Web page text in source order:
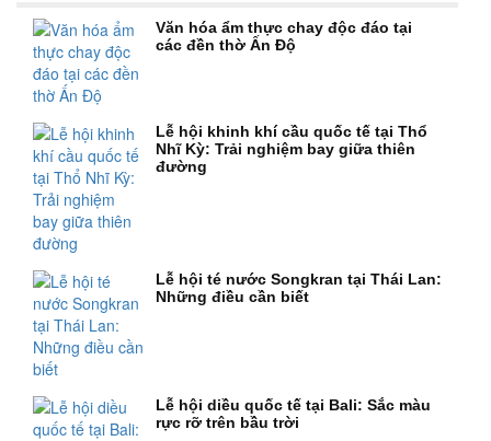
Văn hóa ẩm thực chay độc đáo tại
các đền thờ Ấn Độ
Lễ hội khinh khí cầu quốc tế tại Thổ
Nhĩ Kỳ: Trải nghiệm bay giữa thiên
đường
Lễ hội té nước Songkran tại Thái Lan:
Những điều cần biết
Lễ hội diều quốc tế tại Bali: Sắc màu
rực rỡ trên bầu trời